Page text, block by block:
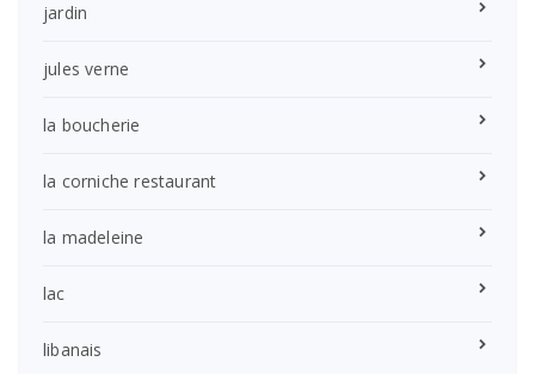
jardin
jules verne
la boucherie
la corniche restaurant
la madeleine
lac
libanais